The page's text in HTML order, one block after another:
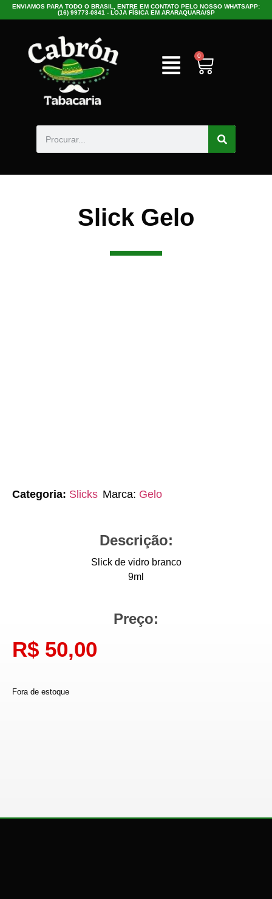
ENVIAMOS PARA TODO O BRASIL, ENTRE EM CONTATO PELO NOSSO WHATSAPP:
(16) 99773-0841 - LOJA FÍSICA EM ARARAQUARA/SP
0
Slick Gelo
Categoria: Slicks Marca: Gelo
Descrição:
Slick de vidro branco
9ml
Preço:
R$ 50,00
Fora de estoque